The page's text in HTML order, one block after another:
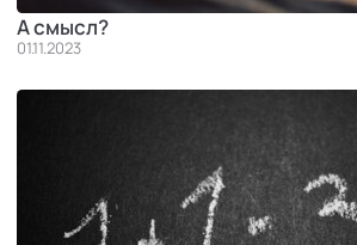
А смысл?
01.11.2023